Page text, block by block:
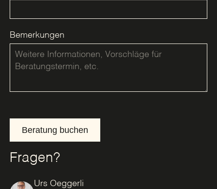
Bemerkungen
Beratung buchen
Fragen?
Urs Oeggerli